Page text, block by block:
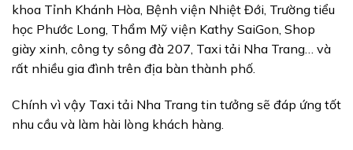
khoa Tỉnh Khánh Hòa, Bệnh viện Nhiệt Đới, Trường tiểu
học Phước Long, Thẩm Mỹ viện Kathy SaiGon, Shop
giày xinh, công ty sông đà 207, Taxi tải Nha Trang… và
rất nhiều gia đình trên địa bàn thành phố.
Chính vì vậy Taxi tải Nha Trang tin tưởng sẽ đáp ứng tốt
nhu cầu và làm hài lòng khách hàng.